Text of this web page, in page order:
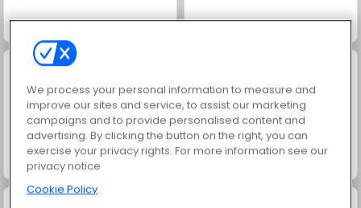
Scala 40
We process your personal information to measure and
improve our sites and service, to assist our marketing
campaigns and to provide personalised content and
advertising. By clicking the button on the right, you can
exercise your privacy rights. For more information see our
privacy notice
Cookie Policy